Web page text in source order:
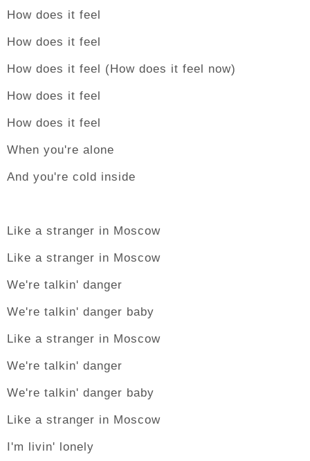
How does it feel
How does it feel
How does it feel (How does it feel now)
How does it feel
How does it feel
When you're alone
And you're cold inside
Like a stranger in Moscow
Like a stranger in Moscow
We're talkin' danger
We're talkin' danger baby
Like a stranger in Moscow
We're talkin' danger
We're talkin' danger baby
Like a stranger in Moscow
I'm livin' lonely